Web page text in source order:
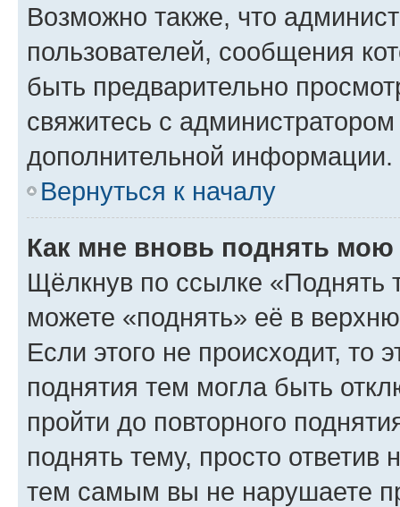
Возможно также, что
пользователей, сообщения
быть предварительно
свяжитесь с
дополнительной информации.
Вернуться к началу
Как мне вновь поднять мою
Щёлкнув по ссылке «Поднять
можете «поднять» её в
Если этого не происходит, то
поднятия тем могла быть
пройти до повторного
поднять тему, просто ответив
тем самым вы не нарушаете